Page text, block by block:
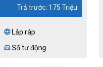
Trả trước: 175 Triệu
language Lắp ráp
directions_car Số tự động